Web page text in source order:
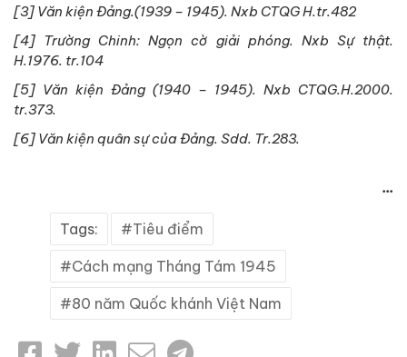
[3] Văn kiện Đảng.(1939 – 1945). Nxb CTQG H.tr.482
[4] Trường Chinh: Ngọn cờ giải phóng. Nxb Sự thật.
H.1976. tr.104
[5] Văn kiện Đảng (1940 – 1945). Nxb CTQG.H.2000.
tr.373.
[6] Văn kiện quân sự của Đảng. Sdd. Tr.283.
...
Tags: Tiêu điểm
Cách mạng Tháng Tám 1945
80 năm Quốc khánh Việt Nam